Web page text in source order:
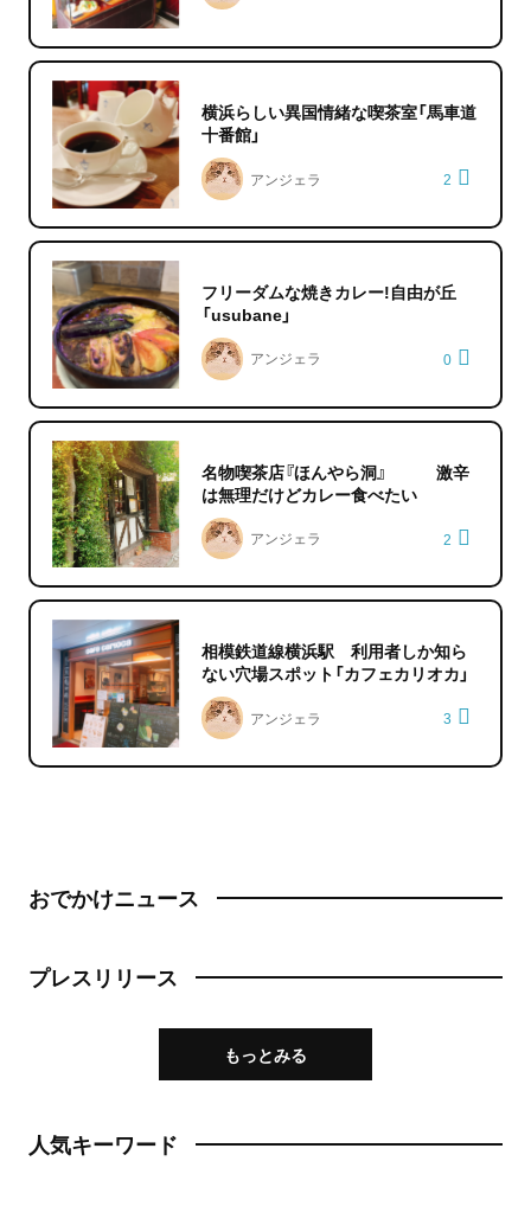
横浜らしい異国情緒な喫茶室「馬車道
十番館」
アンジェラ 2
フリーダムな焼きカレー!自由が丘
「usubane」
アンジェラ 0
名物喫茶店『ほんやら洞』 激辛
は無理だけどカレー食べたい
アンジェラ 2
相模鉄道線横浜駅 利用者しか知ら
ない穴場スポット「カフェカリオカ」
アンジェラ 3
おでかけニュース
プレスリリース
もっとみる
人気キーワード